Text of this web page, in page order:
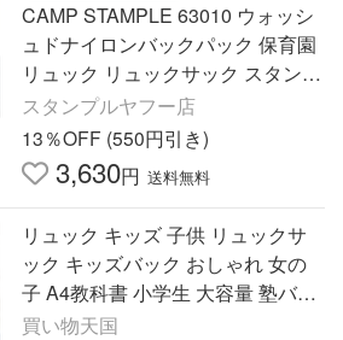
CAMP STAMPLE 63010 ウォッシ
ュドナイロンバックパック 保育園
リュック リュックサック スタンプ
ル 通園 入園 キッズ 軽量 おしゃれ
かわいい ナイロン A4
スタンプルヤフー店
13％OFF (550円引き)
3,630円 送料無料
リュック キッズ 子供 リュックサ
ック キッズバック おしゃれ 女の
子 A4教科書 小学生 大容量 塾バッ
グ 通学リュック 入学祝い キッズ
買い物天国